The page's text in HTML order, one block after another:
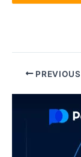
Post PREVIOUS